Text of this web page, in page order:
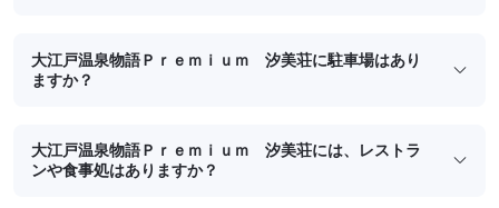
大江戸温泉物語Ｐｒｅｍｉｕｍ 汐美荘に駐車場はあり
ますか？
大江戸温泉物語Ｐｒｅｍｉｕｍ 汐美荘には、レストラ
ンや食事処はありますか？